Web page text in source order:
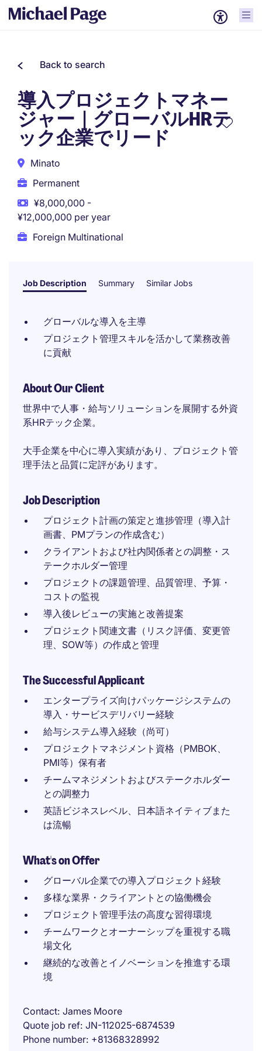
Back to search
導入プロジェクトマネー
ジャー｜グローバルHRテ
ック企業でリード
Minato
Permanent
¥8,000,000 -
¥12,000,000 per year
Foreign Multinational
Job Description Summary Similar Jobs
グローバルな導入を主導
プロジェクト管理スキルを活かして業務改善
に貢献
About Our Client
世界中で人事・給与ソリューションを展開する外資
系HRテック企業。
大手企業を中心に導入実績があり、プロジェクト管
理手法と品質に定評があります。
Job Description
プロジェクト計画の策定と進捗管理（導入計
画書、PMプランの作成含む）
クライアントおよび社内関係者との調整・ス
テークホルダー管理
プロジェクトの課題管理、品質管理、予算・
コストの監視
導入後レビューの実施と改善提案
プロジェクト関連文書（リスク評価、変更管
理、SOW等）の作成と管理
The Successful Applicant
エンタープライズ向けパッケージシステムの
導入・サービスデリバリー経験
給与システム導入経験（尚可）
プロジェクトマネジメント資格（PMBOK、
PMI等）保有者
チームマネジメントおよびステークホルダー
との調整力
英語ビジネスレベル、日本語ネイティブまた
は流暢
What's on Offer
グローバル企業での導入プロジェクト経験
多様な業界・クライアントとの協働機会
プロジェクト管理手法の高度な習得環境
チームワークとオーナーシップを重視する職
場文化
継続的な改善とイノベーションを推進する環
境
Contact James Moore
Quote job ref JN-112025-6874539
Phone number +81368328992